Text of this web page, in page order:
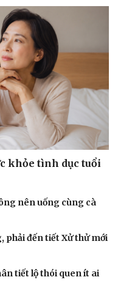
Công nghệ
khỏe tình dục tuổi
nên uống cùng cà
phải đến tiết Xử thử mới
tiết lộ thói quen ít ai